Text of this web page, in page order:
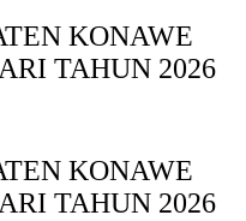
KONAWE
TAHUN 2026
KONAWE
TAHUN 2026